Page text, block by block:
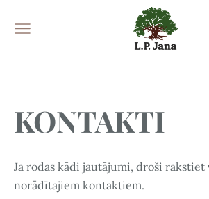
KONTAKTI
Ja rodas kādi jautājumi, droši rakstiet
norādītajiem kontaktiem.